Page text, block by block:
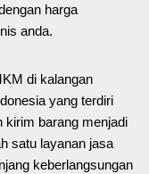
harga
anda.
di kalangan
yang terdiri
kirim barang menjadi
satu layanan jasa
keberlangsungan